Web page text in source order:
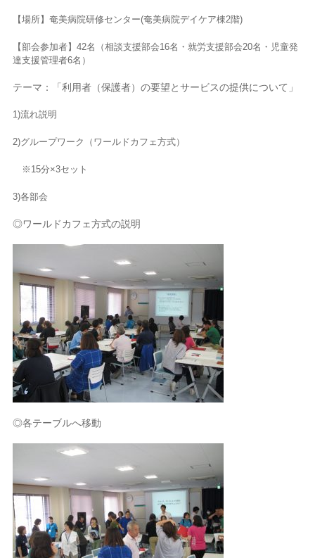
【場所】奄美病院研修センター(奄美病院デイケア棟2階)
【部会参加者】42名（相談支援部会16名・就労支援部会20名・児童発
達支援管理者6名）
テーマ：「利用者（保護者）の要望とサービスの提供について」
1)流れ説明
2)グループワーク（ワールドカフェ方式）
※15分×3セット
3)各部会
◎ワールドカフェ方式の説明
◎各テーブルへ移動